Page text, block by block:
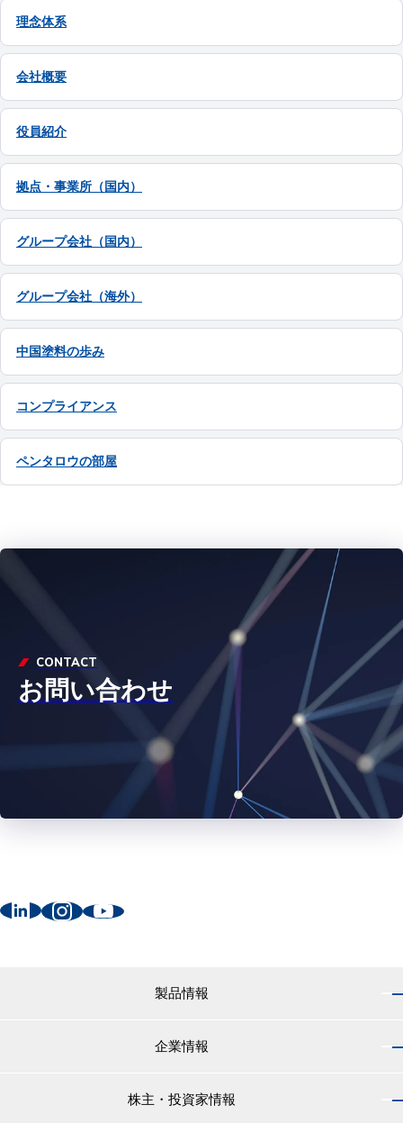
理念体系
会社概要
役員紹介
拠点・事業所（国内）
グループ会社（国内）
グループ会社（海外）
中国塗料の歩み
コンプライアンス
ペンタロウの部屋
CONTACT
お問い合わせ
製品情報
企業情報
株主・投資家情報